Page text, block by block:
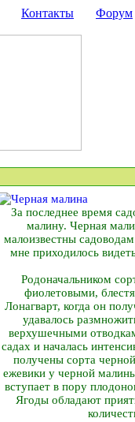
Контакты Форум
За последнее время
малину. Черная
малоизвестны
мне приходилось
Родоначальником
фиолетовыми,
Лонагварт, когда он
удавалось
верхушечными
садах и началась
получены сорта
ежевики у черной
вступает в пору
Ягоды обладают